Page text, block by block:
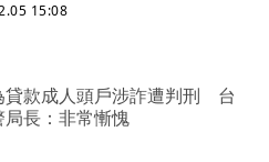
15:08
貸款成人頭戶涉詐遭判刑 台
局長：非常慚愧